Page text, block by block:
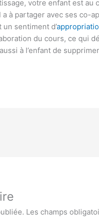
votre enfant est
a à partager avec ses co-
sentiment d’
du cours, ce qui
à l’enfant de
Les champs